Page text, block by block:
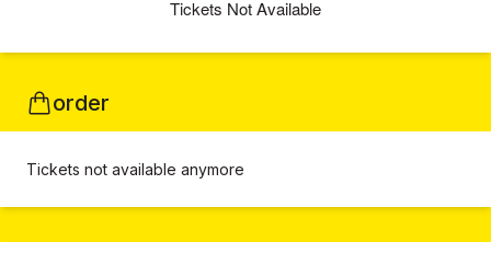
Tickets Not Available
order
Tickets not available anymore